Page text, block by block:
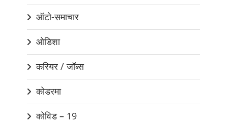
ऑटो-समाचार
ओडिशा
करियर / जॉब्स
कोडरमा
कोविड – 19